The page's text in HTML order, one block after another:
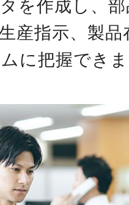
を作成し、
産指示、製
に把握でき